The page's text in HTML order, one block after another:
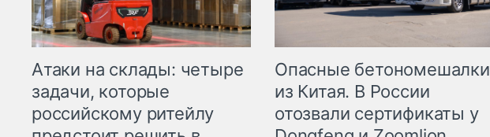
Атаки на склады: четыре
задачи, которые
российскому ритейлу
Опасные бетономешалки
из Китая. В России
отозвали сертификаты у